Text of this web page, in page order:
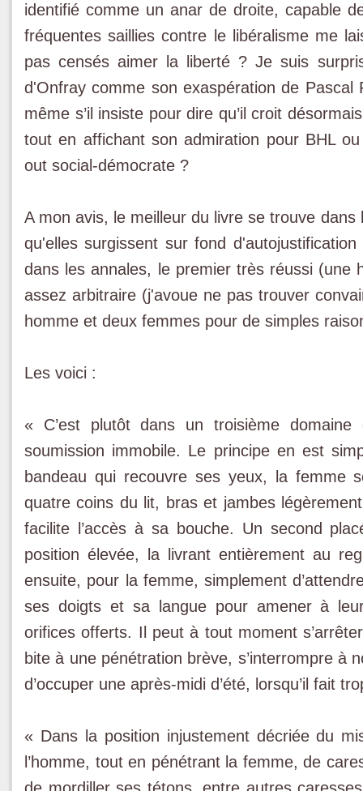
identifié comme un anar de droite, capable
fréquentes saillies contre le libéralisme me
pas censés aimer la liberté ? Je suis
d'Onfray comme son exaspération de
même s’il insiste pour dire qu’il croit
tout en affichant son admiration pour BHL
out social-démocrate ?
A mon avis, le meilleur du livre se trouve
qu'elles surgissent sur fond
dans les annales, le premier très réussi (une
assez arbitraire (j'avoue ne pas trouver
homme et deux femmes pour de simples
Les voici :
« C’est plutôt dans un troisième domaine
soumission immobile. Le principe en est
bandeau qui recouvre ses yeux, la femme
quatre coins du lit, bras et jambes
facilite l’accès à sa bouche. Un second
position élevée, la livrant entièrement au
ensuite, pour la femme, simplement
ses doigts et sa langue pour amener à
orifices offerts. Il peut à tout moment
bite à une pénétration brève, s’interrompre à
d’occuper une après-midi d’été, lorsqu’il fait
« Dans la position injustement décriée du
l’homme, tout en pénétrant la femme, de